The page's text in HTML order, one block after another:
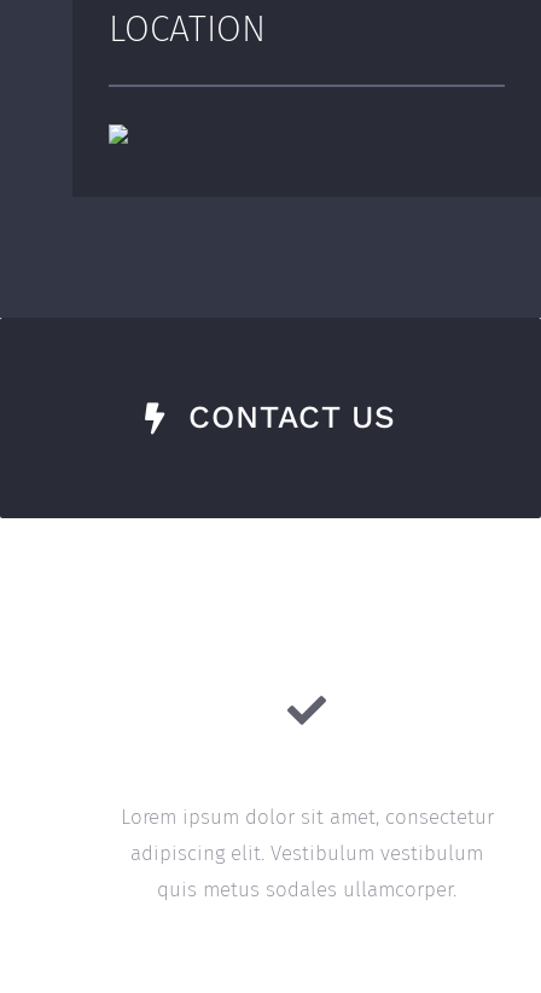
LOCATION
CONTACT US
Lorem ipsum dolor sit amet, consectetur
adipiscing elit. Vestibulum vestibulum
quis metus sodales ullamcorper.